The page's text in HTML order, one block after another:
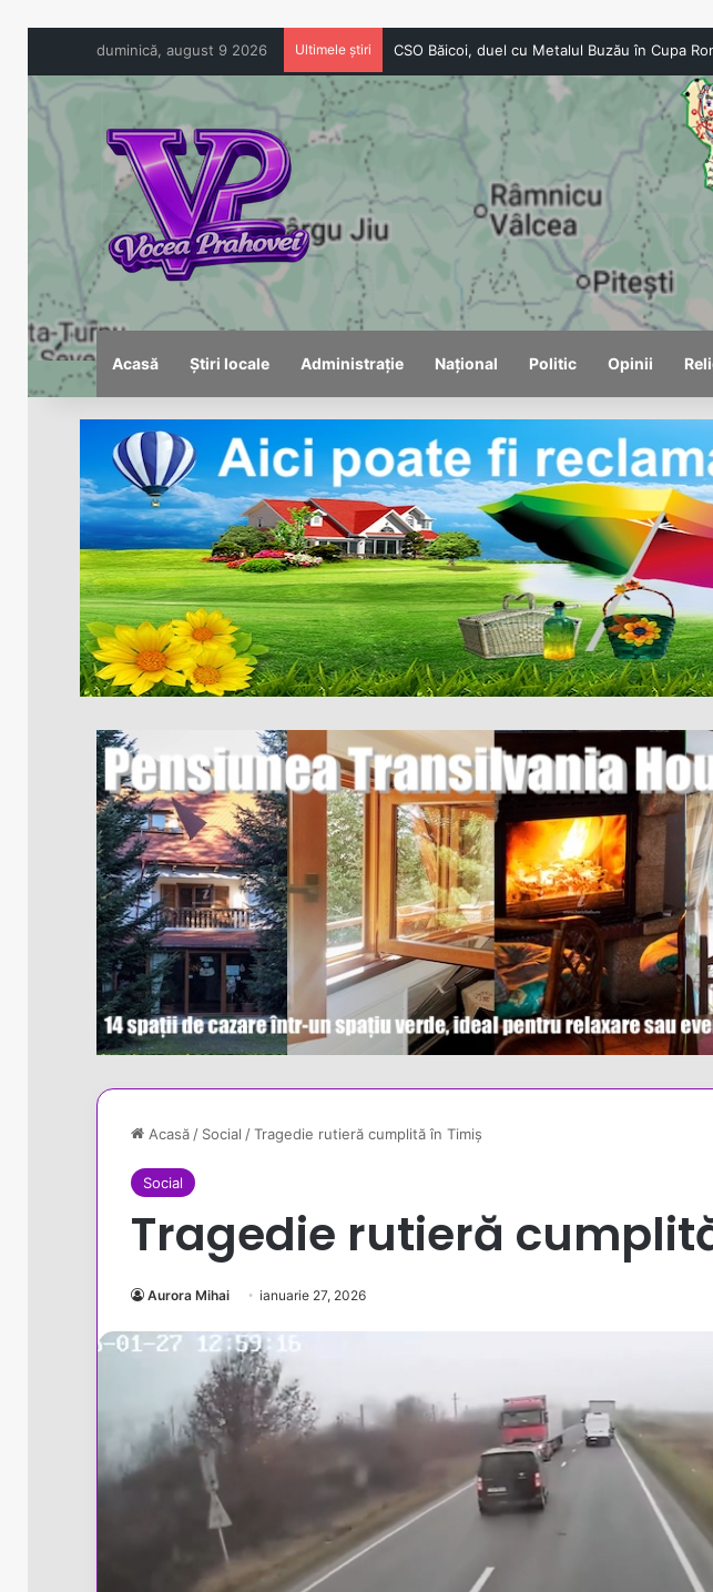
duminică, august 9 2026 Ultimele știri
Acasă Știri locale Administrație Național Politic Opinii
Acasă/ Social /Tragedie rutieră cumplită în Timiș
Social
Tragedie rutieră
Aurora Mihai ianuarie 27, 2026